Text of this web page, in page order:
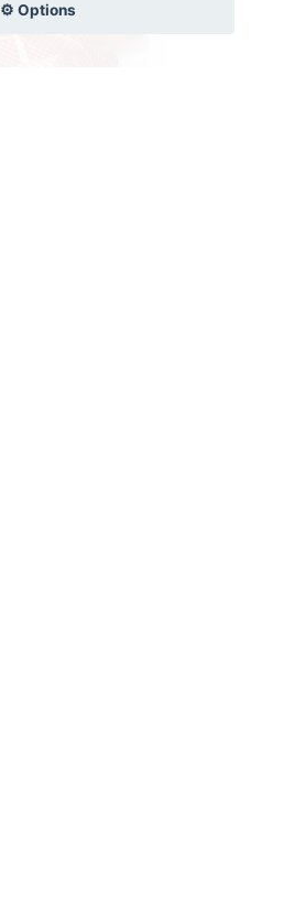
⚙️ Options